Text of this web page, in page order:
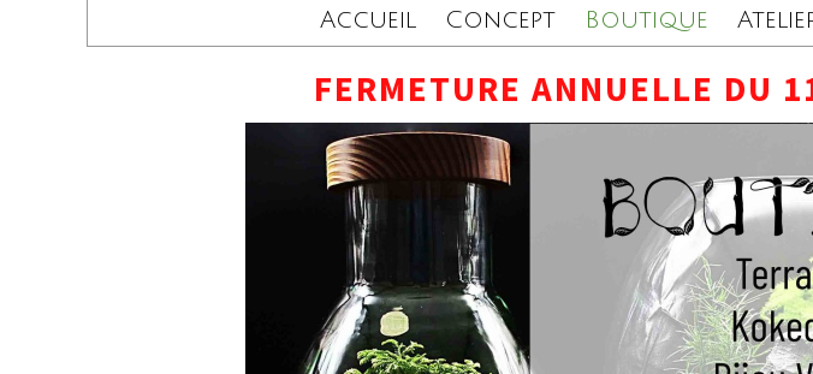
Accueil Concept Boutique
FERMETURE ANNUELLE DU